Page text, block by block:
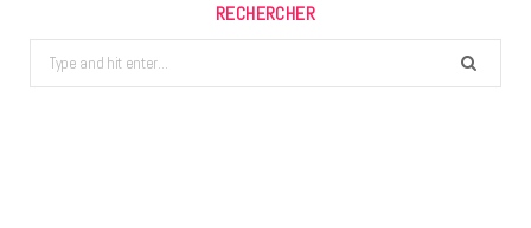
RECHERCHER
Search
for: